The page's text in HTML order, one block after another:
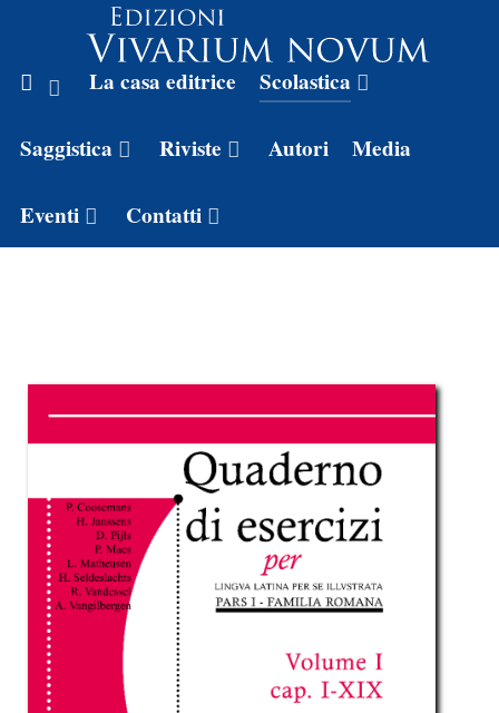
La casa editrice Scolastica
Saggistica Riviste Autori Media
Eventi Contatti